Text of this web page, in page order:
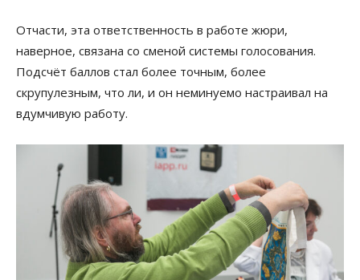
Отчасти, эта ответственность в работе жюри,
наверное, связана со сменой системы голосования.
Подсчёт баллов стал более точным, более
скрупулезным, что ли, и он неминуемо настраивал на
вдумчивую работу.